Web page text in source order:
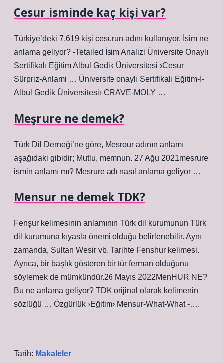
Cesur isminde kaç kişi var?
Türkiye’deki 7.619 kişi cesurun adını kullanıyor. İsim ne
anlama geliyor? -Tetailed İsim Analizi Üniversite Onaylı
Sertifikalı Eğitim Albul Gedik Üniversitesi ›Cesur
Sürpriz-Anlami … Üniversite onaylı Sertifikalı Eğitim-I-
Albul Gedik Üniversitesi› CRAVE-MOLY …
Meşrure ne demek?
Türk Dil Derneği’ne göre, Mesrour adının anlamı
aşağıdaki gibidir; Mutlu, memnun. 27 Ağu 2021mesrure
ismin anlamı mı? Mesrure adı nasıl anlama geliyor …
Mensur ne demek TDK?
Fenşur kelimesinin anlamının Türk dil kurumunun Türk
dil kurumuna kıyasla önemi olduğu belirlenebilir. Aynı
zamanda, Sultan Wesir vb. Tarihte Fenshur kelimesi.
Ayrıca, bir başlık gösteren bir tür ferman olduğunu
söylemek de mümkündür.26 Mayıs 2022MenHUR NE?
Bu ne anlama geliyor? TDK orijinal olarak kelimenin
sözlüğü … Özgürlük ›Eğitim› Mensur-What-What -….
Tarih: Makaleler